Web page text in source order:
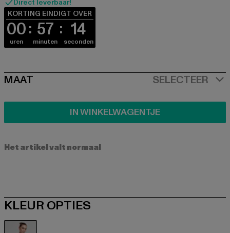
Direct leverbaar!
KORTING EINDIGT OVER
00
uren
57
minuten
13
seconden
SIZE
MAAT SELECTEER
IN WINKELWAGENTJE
Het artikel valt normaal
KLEUR OPTIES